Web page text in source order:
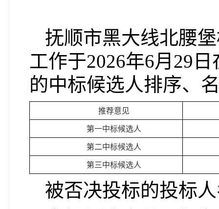
抚顺市黑大线北腰
工作于2026年6月 29
的中标候选人排序、
推荐意见
第一中标候选人
第二中标候选人
第三中标候选人
被否决投标的投标